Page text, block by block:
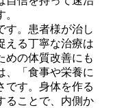
す。患者様が治し
える丁寧な治療は
めの体質改善にも
、「食事や栄養に
です。身体を作る
ることで、内側か